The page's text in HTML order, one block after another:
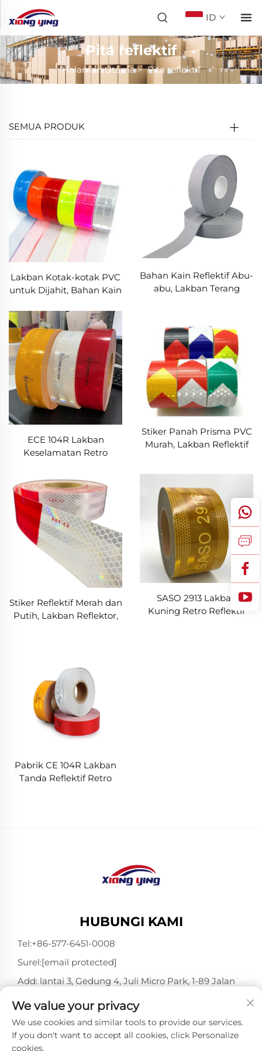
ID
Pita reflektif
Halaman Utama>Pita reflektif
SEMUA PRODUK
Lakban Kotak-kotak PVC
untuk Dijahit, Bahan Kain
Pakaian Rompi Tas
Bahan Kain Reflektif Abu-
abu, Lakban Terang
ECE 104R Lakban
Keselamatan Retro
untuk Truk dan Trailer
Stiker Panah Prisma PVC
Murah, Lakban Reflektif
Stiker Reflektif Merah dan
Putih, Lakban Reflektor,
SASO 2913 Lakban
Kuning Retro Reflektif
Pabrik CE 104R Lakban
Tanda Reflektif Retro
HUBUNGI KAMI
Tel:+86-577-6451-0008
Surel:[email protected]
Add: lantai 3, Gedung 4, Juli Micro Park, 1-89 Jalan
325802
We value your privacy
We use cookies and similar tools to provide our services.
If you don't want to accept all cookies, click Personalize
cookies.